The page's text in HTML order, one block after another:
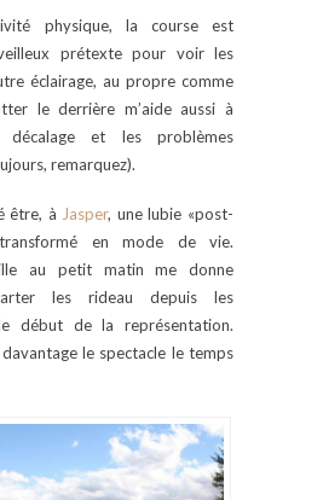
physique, la course est
prétexte pour voir les
éclairage, au propre comme
le derrière m’aide aussi à
et les problèmes
remarquez).
être, à Jasper, une lubie «post-
transformé en mode de vie.
au petit matin me donne
les rideau depuis les
début de la représentation.
davantage le spectacle le temps